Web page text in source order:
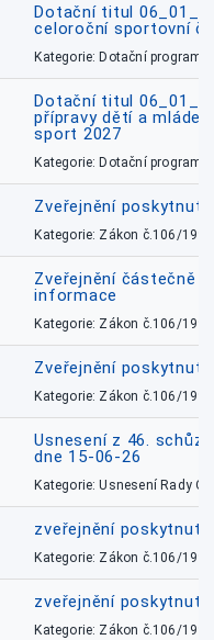
Dotační titul
celoroční sportovní
Kategorie: Dotační
Dotační titul
přípravy dětí a
sport 2027
Kategorie: Dotační
Zveřejnění
Kategorie: Zákon č.106/1999
Zveřejnění částečně
informace
Kategorie: Zákon č.106/1999
Zveřejnění
Kategorie: Zákon č.106/1999
Usnesení z 46.
dne 15-06-26
Kategorie: Usnesení Rady
zveřejnění
Kategorie: Zákon č.106/1999
zveřejnění
Kategorie: Zákon č.106/1999